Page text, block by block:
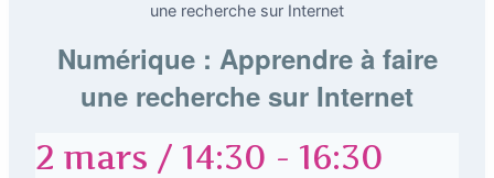
une recherche sur Internet
Numérique : Apprendre à faire
une recherche sur Internet
2 mars / 14:30 - 16:30